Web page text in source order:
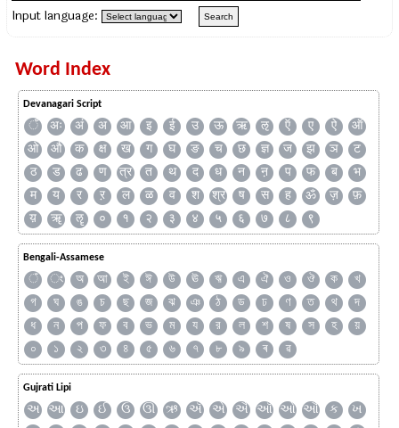
Input language:
Word Index
Devanagari Script
ँ अः अं अ आ इ ई उ ऊ ऋ ऌ ऍ ए ऐ
ऑ
ओ
औ क क्ष ख ग घ ङ च छ ज्ञ ज झ ञ
ट
ठ
ड ढ ण त्र त थ द ध न ऩ प फ ब
भ
म
य र ऱ ल ळ व श श्र ष स ह ॐ ज़
फ़
य़
ॠ ॡ ० १ २ ३ ४ ५ ६ ७ ८ ९
Bengali-Assamese
ঁ ং অ আ ই ঈ উ ঊ ঋ এ ঐ ও ঔ ক
খ
গ
ঘ ঙ চ ছ জ ঝ ঞ ঠ ড ঢ ণ ত থ
দ
ধ
ন প ফ ব ভ ম য র ল শ ষ স হ
য়
০
১ ২ ৩ ৪ ৫ ৬ ৭ ৮ ৯ ৰ ৱ
Gujrati Lipi
અ આ ઇ ઈ ઉ ઊ ઋ ઍ એ ઐ ઑ ઓ ઔ ક
ખ